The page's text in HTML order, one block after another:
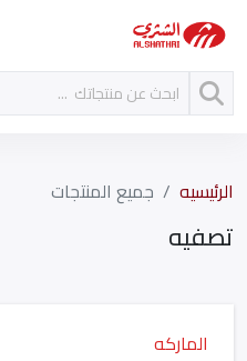
الرئيسيه جميع المنتجات
تصفيه
الماركه